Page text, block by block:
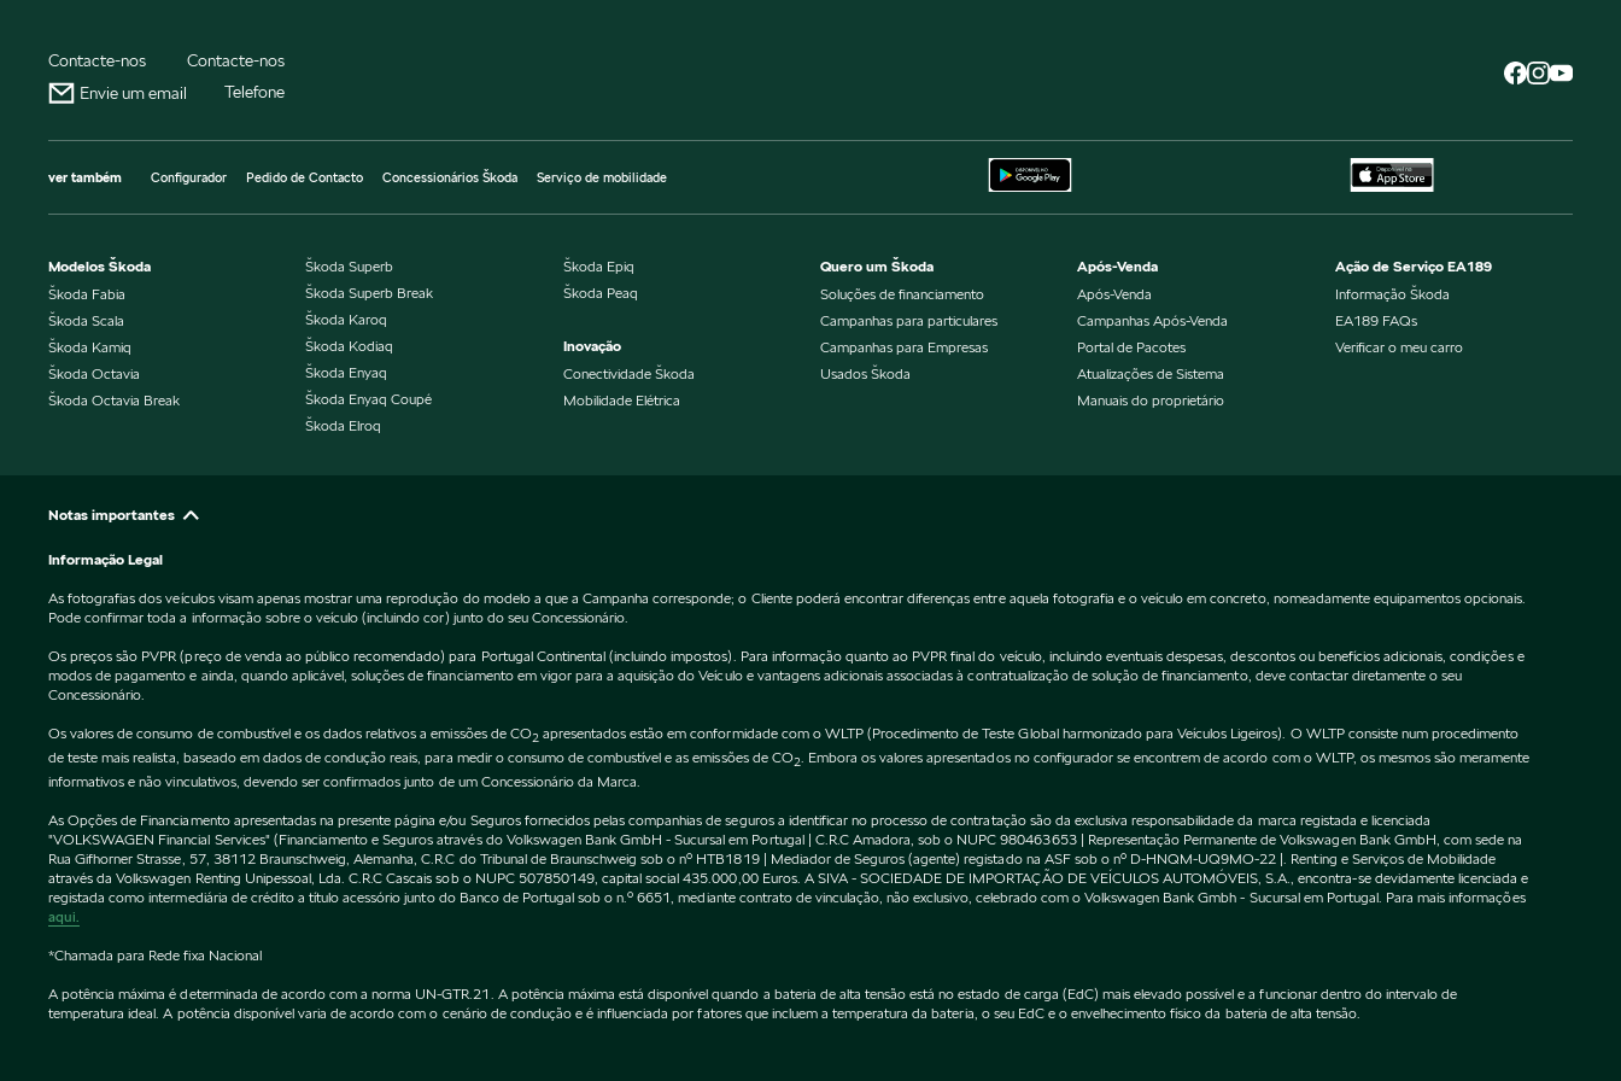
Contacte-nos
Envie um email
Contacte-nos
Telefone
ver também Configurador Pedido de Contacto Concessionários Škoda Serviço de mobilidade
Modelos Škoda
Škoda Fabia
Škoda Scala
Škoda Kamiq
Škoda Octavia
Škoda Octavia Break
Škoda Superb
Škoda Superb Break
Škoda Karoq
Škoda Kodiaq
Škoda Enyaq
Škoda Enyaq Coupé
Škoda Elroq
Škoda Epiq
Škoda Peaq
Inovação
Conectividade Škoda
Mobilidade Elétrica
Quero um Škoda
Soluções de financiamento
Campanhas para particulares
Campanhas para Empresas
Usados Škoda
Após-Venda
Após-Venda
Campanhas Após-Venda
Portal de Pacotes
Atualizações de Sistema
Manuais do proprietário
Ação de Serviço EA189
Informação Škoda
EA189 FAQs
Verificar o meu carro
Notas importantes
Informação Legal
As fotografias dos veículos visam apenas mostrar uma reprodução do modelo a que a Campanha corresponde; o Cliente poderá encontrar diferenças entre aquela fotografia e o veículo em concreto, nomeadamente equipamentos opcionais.
Pode confirmar toda a informação sobre o veículo (incluindo cor) junto do seu Concessionário.
Os preços são PVPR (preço de venda ao público recomendado) para Portugal Continental (incluindo impostos). Para informação quanto ao PVPR final do veículo, incluindo eventuais despesas, descontos ou benefícios adicionais, condições e
modos de pagamento e ainda, quando aplicável, soluções de financiamento em vigor para a aquisição do Veículo e vantagens adicionais associadas à contratualização de solução de financiamento, deve contactar diretamente o seu
Concessionário.
Os valores de consumo de combustível e os dados relativos a emissões de CO2 apresentados estão em conformidade com o WLTP (Procedimento de Teste Global harmonizado para Veículos Ligeiros). O WLTP consiste num procedimento
de teste mais realista, baseado em dados de condução reais, para medir o consumo de combustível e as emissões de CO2 . Embora os valores apresentados no configurador se encontrem de acordo com o WLTP, os mesmos são meramente
informativos e não vinculativos, devendo ser confirmados junto de um Concessionário da Marca.
As Opções de Financiamento apresentadas na presente página e/ou Seguros fornecidos pelas companhias de seguros a identificar no processo de contratação são da exclusiva responsabilidade da marca registada e licenciada
"VOLKSWAGEN Financial Services" (Financiamento e Seguros através do Volkswagen Bank GmbH - Sucursal em Portugal | C.R.C Amadora, sob o NUPC 980463653 | Representação Permanente de Volkswagen Bank GmbH, com sede na
Rua Gifhorner Strasse, 57, 38112 Braunschweig, Alemanha, C.R.C do Tribunal de Braunschweig sob o nº HTB1819 | Mediador de Seguros (agente) registado na ASF sob o nº D-HNQM-UQ9MO-22 |. Renting e Serviços de Mobilidade
através da Volkswagen Renting Unipessoal, Lda. C.R.C Cascais sob o NUPC 507850149, capital social 435.000,00 Euros. A SIVA - SOCIEDADE DE IMPORTAÇÃO DE VEÍCULOS AUTOMÓVEIS, S.A., encontra-se devidamente licenciada e
registada como intermediária de crédito a título acessório junto do Banco de Portugal sob o n.º 6651, mediante contrato de vinculação, não exclusivo, celebrado com o Volkswagen Bank Gmbh - Sucursal em Portugal. Para mais informações
aqui.
*Chamada para Rede fixa Nacional
A potência máxima é determinada de acordo com a norma UN-GTR.21. A potência máxima está disponível quando a bateria de alta tensão está no estado de carga (EdC) mais elevado possível e a funcionar dentro do intervalo de
temperatura ideal. A potência disponível varia de acordo com o cenário de condução e é influenciada por fatores que incluem a temperatura da bateria, o seu EdC e o envelhecimento físico da bateria de alta tensão.